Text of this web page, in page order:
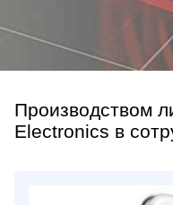
Производством
Electronics в